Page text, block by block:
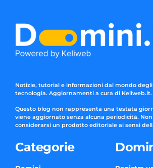
Notizie, tutorial e informazioni dal mondo
tecnologia. Aggiornamenti a cura di Keliweb.it.
Questo blog non rappresenta una testata
viene aggiornato senza alcuna periodicità.
considerarsi un prodotto editoriale ai sensi
Categorie